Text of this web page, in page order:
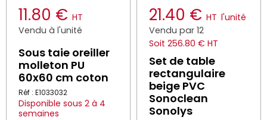
11.80 € HT
Vendu à l'unité
Sous taie oreiller
molleton PU
60x60 cm coton
Réf : E1033032
Disponible sous 2 à 4
semaines
21.40 € HT l'unité
Vendu par 12
Soit 256.80 € HT
Set de table
rectangulaire
beige PVC
Sonoclean
Sonolys